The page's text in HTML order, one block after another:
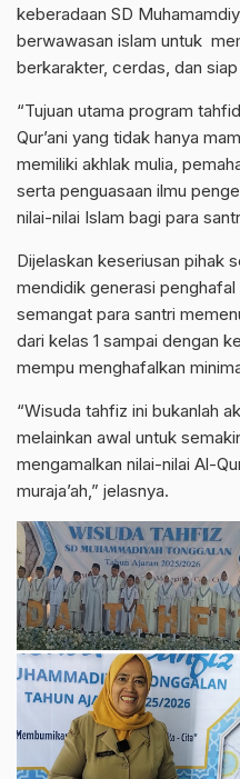
keberadaan SD
berwawasan islam untuk
berkarakter, cerdas, dan
“Tujuan utama program
Qur’ani yang tidak hanya
memiliki akhlak mulia,
serta penguasaan ilmu
nilai-nilai Islam bagi para
Dijelaskan keseriusan pihak
mendidik generasi
semangat para santri
dari kelas 1 sampai dengan
mempu menghafalkan
“Wisuda tahfiz ini bukanlah
melainkan awal untuk
mengamalkan nilai-nilai Al-
muraja’ah,” jelasnya.